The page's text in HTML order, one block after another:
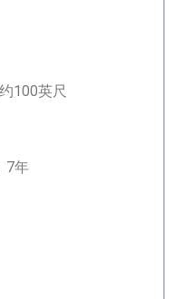
100英尺
7年